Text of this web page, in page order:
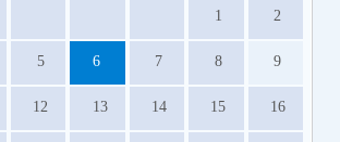
1 2
5 6 7 8 9
12 13 14 15 16